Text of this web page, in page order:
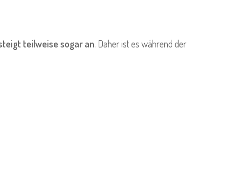
teilweise sogar an. Daher ist es während der